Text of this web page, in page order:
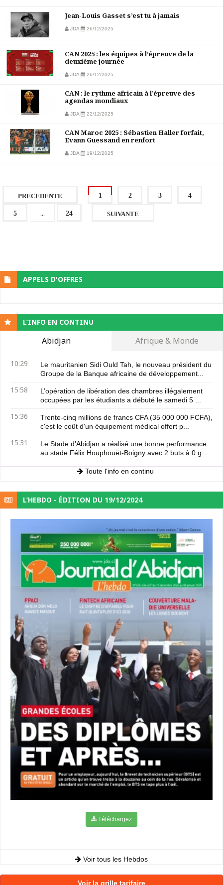
Jean-Louis Gasset s’est tu à jamais
JDA 26/12/2025
CAN 2025 : les équipes à l’épreuve de la
deuxième journée
JDA 26/12/2025
CAN : le rythme africain à l’épreuve des
agendas mondiaux
JDA 22/12/2025
CAN Maroc 2025 : Sébastien Haller forfait,
Evann Guessand en renfort
JDA 19/12/2025
PRECEDENTE 1 2 3 4
5 ... 24 SUIVANTE
APPELS D'OFFRES
L’INFO EN CONTINU
Abidjan Afrique & Monde
10:29
Le mauritanien Sidi Ould Tah, le nouveau président du
Groupe de la Banque africaine de développement...
15:58
L’opération de libération des chambres illégalement
occupées par les étudiants a débuté le samedi 5 ...
15:36
Trente-cinq millions de francs CFA (35 000 000 FCFA),
c'est le coût d'un équipement médical offert p...
15:31
Le Stade d’Abidjan a réalisé une bonne performance
au stade Félix Houphouët-Boigny avec 2 buts à 0 g...
Toute l'info en continu
L’HEBDO - ÉDITION DU 19/12/2024
Téléchargez
Voir tous les Hebdos
Voir la grille tarifaire